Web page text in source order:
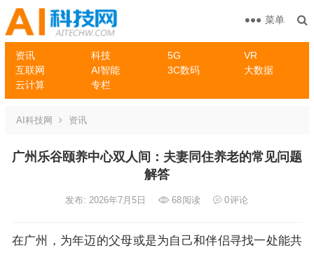
资讯 科技 5G
VR
互联网
AI智能 3C数码
大数据
云计算
专栏
菜单
AI科技网 资讯
广州乐谷颐养中心双人间：夫妻同住养老的常见问题
解答
发布: 2026年7月5日 68阅读 0评论
在广州，为年迈的父母或是为自己和伴侣寻找一处能共